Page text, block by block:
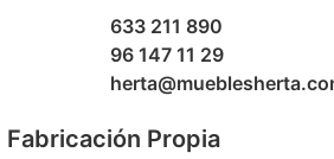
633 211 890
96 147 11 29
Fabricación Propia